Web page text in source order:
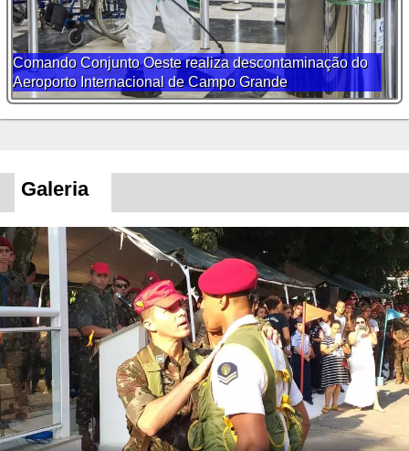
Comando Conjunto Oeste realiza descontaminação do
Aeroporto Internacional de Campo Grande
Galeria